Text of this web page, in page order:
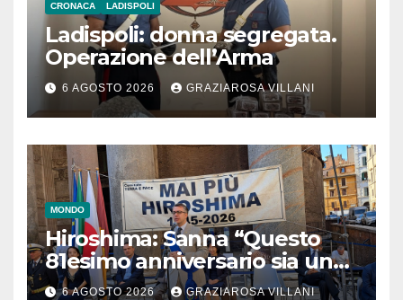
CRONACA LADISPOLI
Ladispoli: donna segregata.
Operazione dell’Arma
6 AGOSTO 2026 GRAZIAROSA VILLANI
MONDO
Hiroshima: Sanna “Questo
81esimo anniversario sia un
monito per tutti”
6 AGOSTO 2026 GRAZIAROSA VILLANI